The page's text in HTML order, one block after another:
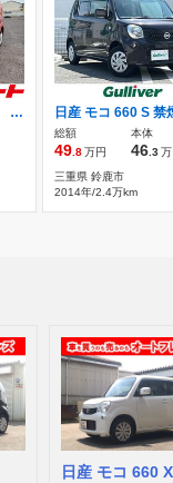
日産 モコ 660 S ナビ エンジンプッシュスタート
総額
49 .8万円
本体
46 .3
三重県 鈴鹿市
2014年/2.4万km
日産 モコ 660 X